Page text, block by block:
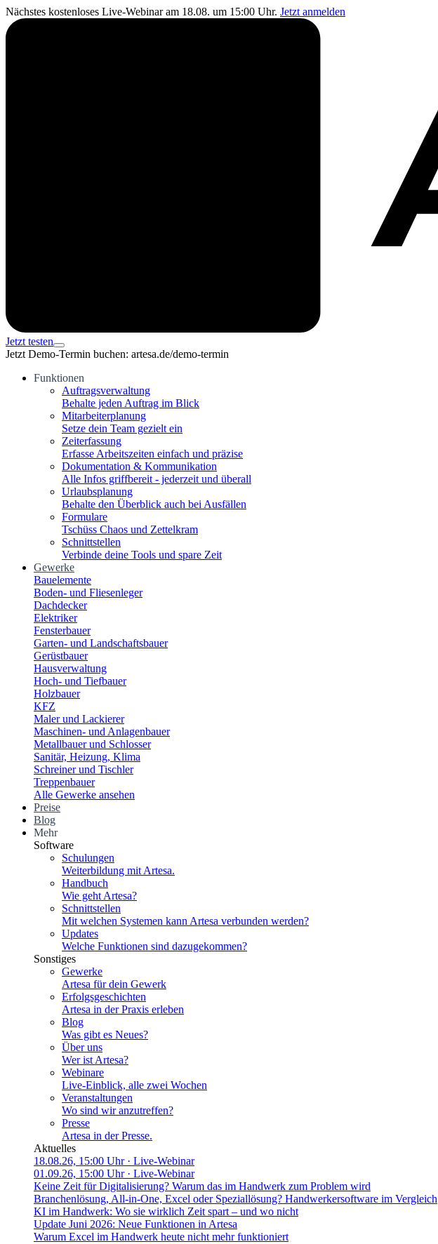
Nächstes kostenloses Live-Webinar am 18.08. um 15:00 Uhr. Jetzt anmelden
Jetzt testen
Jetzt Demo-Termin buchen: artesa.de/demo-termin
Funktionen
Auftragsverwaltung
Behalte jeden Auftrag im Blick
Mitarbeiterplanung
Setze dein Team gezielt ein
Zeiterfassung
Erfasse Arbeitszeiten einfach und präzise
Dokumentation & Kommunikation
Alle Infos griffbereit - jederzeit und überall
Urlaubsplanung
Behalte den Überblick auch bei Ausfällen
Formulare
Tschüss Chaos und Zettelkram
Schnittstellen
Verbinde deine Tools und spare Zeit
Gewerke
Bauelemente
Boden- und Fliesenleger
Dachdecker
Elektriker
Fensterbauer
Garten- und Landschaftsbauer
Gerüstbauer
Hausverwaltung
Hoch- und Tiefbauer
Holzbauer
KFZ
Maler und Lackierer
Maschinen- und Anlagenbauer
Metallbauer und Schlosser
Sanitär, Heizung, Klima
Schreiner und Tischler
Treppenbauer
Alle Gewerke ansehen
Preise
Blog
Mehr
Software
Schulungen
Weiterbildung mit Artesa.
Handbuch
Wie geht Artesa?
Schnittstellen
Mit welchen Systemen kann Artesa verbunden werden?
Updates
Welche Funktionen sind dazugekommen?
Sonstiges
Gewerke
Artesa für dein Gewerk
Erfolgsgeschichten
Artesa in der Praxis erleben
Blog
Was gibt es Neues?
Über uns
Wer ist Artesa?
Webinare
Live-Einblick, alle zwei Wochen
Veranstaltungen
Wo sind wir anzutreffen?
Presse
Artesa in der Presse.
Aktuelles
18.08.26, 15:00 Uhr· Live-Webinar
01.09.26, 15:00 Uhr· Live-Webinar
Keine Zeit für Digitalisierung? Warum das im Handwerk zum Problem wird
Branchenlösung, All-in-One, Excel oder Speziallösung? Handwerkersoftware im Vergleich
KI im Handwerk: Wo sie wirklich Zeit spart – und wo nicht
Update Juni 2026: Neue Funktionen in Artesa
Warum Excel im Handwerk heute nicht mehr funktioniert